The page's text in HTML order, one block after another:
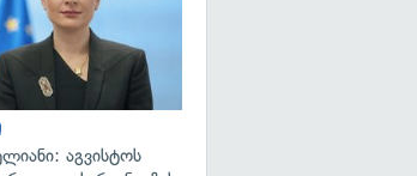
აგვისტოს